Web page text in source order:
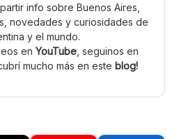
info sobre Buenos Aires,
novedades y curiosidades de
y el mundo.
en YouTube, seguinos en
mucho más en este blog!